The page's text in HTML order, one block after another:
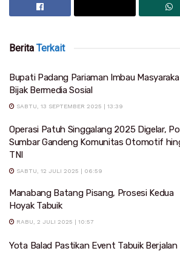
Berita Terkait
Bupati Padang Pariaman Imbau
Bijak Bermedia Sosial
SABTU, 13 SEPTEMBER 2025 | 13:39
Operasi Patuh Singgalang 2025 Digelar,
Sumbar Gandeng Komunitas Otomotif
TNI
SABTU, 12 JULI 2025 | 06:59
Manabang Batang Pisang, Prosesi Kedua
Hoyak Tabuik
RABU, 2 JULI 2025 | 10:57
Yota Balad Pastikan Event Tabuik Berjalan